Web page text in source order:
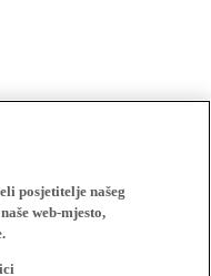
posjetitelje našeg
web-mjesto,